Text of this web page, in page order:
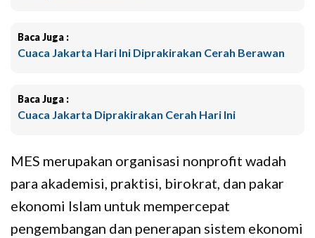
Baca Juga :
Cuaca Jakarta Hari Ini Diprakirakan Cerah Berawan
Baca Juga :
Cuaca Jakarta Diprakirakan Cerah Hari Ini
MES merupakan organisasi nonprofit wadah
para akademisi, praktisi, birokrat, dan pakar
ekonomi Islam untuk mempercepat
pengembangan dan penerapan sistem ekonomi